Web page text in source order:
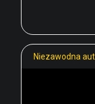
Niezawodna